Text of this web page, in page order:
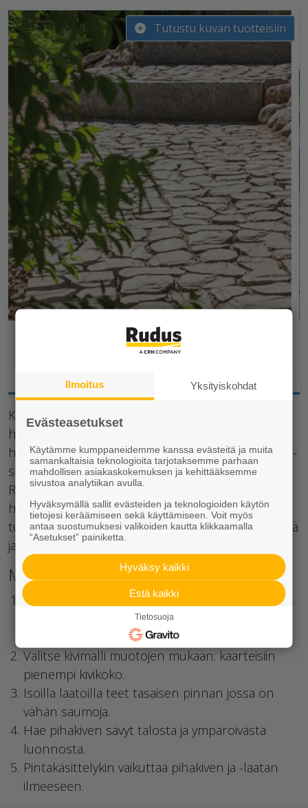
Tutustu kuvan tuotteisiin
Profiloitu pinta tuo eloa kiveykseen
Karkeapintaisia vaihtoehtoja ovat hienopestyt ja
hiekkapuhallettupintaiset kivet. Hienopestyt ja
hiekkapuhelletut pinnat on valittavissa Kartanokivi-
sarjan tuotteisiin ja joihinkin laattoihin.
Roomalaisten kivien suosikki on
hiekkapuhallettupintainen kulo. Patinoitua
tunnelmaa saa aikaan antiikkipintaisilla Torino-kivillä
ja Kartanonupulla.
Muistilista käytävien suunnitteluun
Kotipihassa kiven paksuudella ei ole suurta
merkitystä, mutta laatat eivät sovellu
autoliikenteen alle.
Valitse kivimalli muotojen mukaan: kaarteisiin
pienempi kivikoko.
Isoilla laatoilla teet tasaisen pinnan jossa on
vähän saumoja.
Hae pihakiven sävyt talosta ja ympäröivästä
luonnosta.
Pintakäsittelykin vaikuttaa pihakiven ja -laatan
ilmeeseen.
Ilmoitus Yksityiskohdat
Evästeasetukset
Käytämme kumppaneidemme kanssa evästeitä ja muita
samankaltaisia teknologioita tarjotaksemme parhaan
mahdollisen asiakaskokemuksen ja kehittääksemme
sivustoa analytiikan avulla.
Hyväksymällä sallit evästeiden ja teknologioiden käytön
tietojesi keräämiseen sekä käyttämiseen. Voit myös
antaa suostumuksesi valikoiden kautta klikkaamalla
“Asetukset” painiketta.
Hyväksy kaikki
Estä kaikki
Tietosuoja